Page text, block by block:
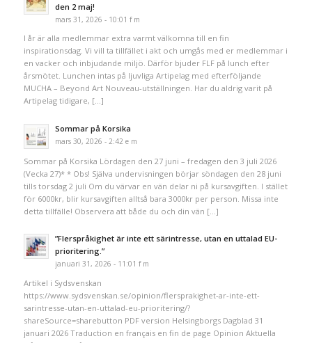
den 2 maj!
mars 31, 2026 - 10:01 f m
I år är alla medlemmar extra varmt välkomna till en fin
inspirationsdag. Vi vill ta tillfället i akt och umgås med er medlemmar i
en vacker och inbjudande miljö. Därför bjuder FLF på lunch efter
årsmötet. Lunchen intas på ljuvliga Artipelag med efterföljande
MUCHA – Beyond Art Nouveau-utställningen. Har du aldrig varit på
Artipelag tidigare, […]
Sommar på Korsika
mars 30, 2026 - 2:42 e m
Sommar på Korsika Lördagen den 27 juni – fredagen den 3 juli 2026
(Vecka 27)* * Obs! Själva undervisningen börjar söndagen den 28 juni
tills torsdag 2 juli Om du värvar en vän delar ni på kursavgiften. I stället
för 6000kr, blir kursavgiften alltså bara 3000kr per person. Missa inte
detta tillfälle! Observera att både du och din vän […]
”Flerspråkighet är inte ett särintresse, utan en uttalad EU-
prioritering.”
januari 31, 2026 - 11:01 f m
Artikel i Sydsvenskan
https://www.sydsvenskan.se/opinion/flersprakighet-ar-inte-ett-
sarintresse-utan-en-uttalad-eu-prioritering/?
shareSource=sharebutton PDF version Helsingborgs Dagblad 31
januari 2026 Traduction en français en fin de page Opinion Aktuella